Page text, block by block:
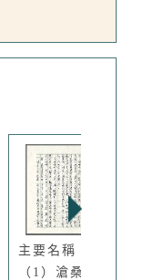
主要名稱：古都巡禮
（1）滄桑...